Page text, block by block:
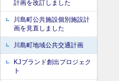
計画を改訂しました
川島町公共施設個別施設計
画を見直しました
川島町地域公共交通計画
KJブランド創出プロジェク
ト